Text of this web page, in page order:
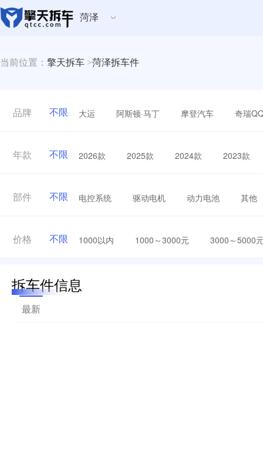
菏泽
当前位置： 擎天拆车 >菏泽拆车件
品牌 不限 大运 阿斯顿·马丁 摩登汽车 奇瑞
年款 不限 2026款 2025款 2024款 2023款
部件 不限 电控系统 驱动电机 动力电池 其他
价格 不限 1000以内 1000～3000元 3000～5000
拆车件信息
最新